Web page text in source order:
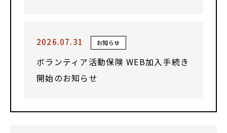
2026.07.31 お知らせ
ボランティア活動保険 WEB加入手続き
開始のお知らせ